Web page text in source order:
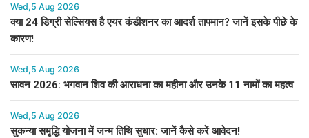
Wed,5 Aug 2026
क्या 24 डिग्री सेल्सियस है एयर कंडीशनर का आदर्श तापमान? जानें इसके पीछे के
कारण!
Wed,5 Aug 2026
सावन 2026: भगवान शिव की आराधना का महीना और उनके 11 नामों का महत्व
Wed,5 Aug 2026
सुकन्या समृद्धि योजना में जन्म तिथि सुधार: जानें कैसे करें आवेदन!